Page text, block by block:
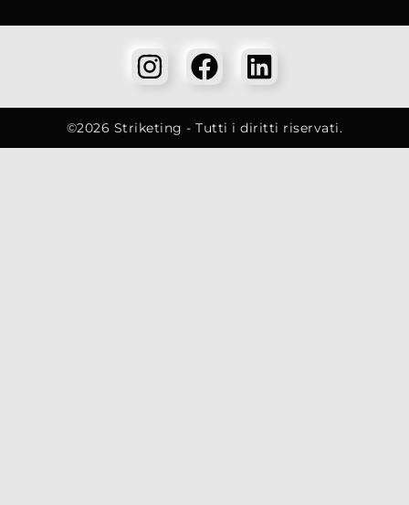
©2026 Striketing - Tutti i diritti riservati.